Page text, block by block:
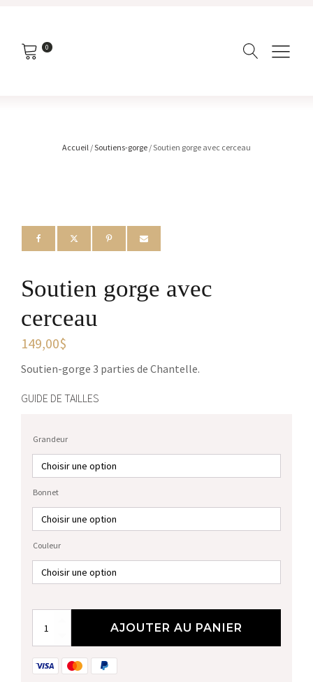
0
Accueil /Soutiens-gorge / Soutien gorge avec cerceau
Soutien gorge avec
cerceau
149,00$
Soutien-gorge 3 parties de Chantelle.
GUIDE DE TAILLES
Grandeur
Bonnet
Couleur
gorge
avec
cerceau
AJOUTER AU PANIER